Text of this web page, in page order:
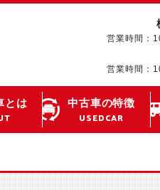
営業時間：
営業時間：
とは 中古車の特徴
USEDCAR